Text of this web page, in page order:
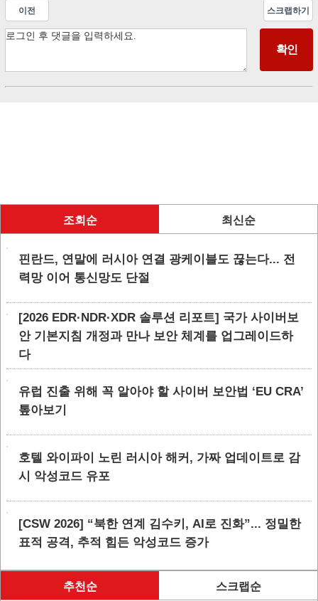
이전 스크랩하기
조회순 최신순
핀란드, 연말에 러시아 연결 광케이블도 끊는다... 전
력망 이어 통신망도 단절
[2026 EDR·NDR·XDR 솔루션 리포트] 국가 사이버보
안 기본지침 개정과 만나 보안 체계를 업그레이드하
다
유럽 진출 위해 꼭 알아야 할 사이버 보안법 ‘EU CRA’
톺아보기
호텔 와이파이 노린 러시아 해커, 가짜 업데이트로 감
시 악성코드 유포
[CSW 2026] “북한 연계 김수키, AI로 진화”... 정밀한
표적 공격, 추적 힘든 악성코드 증가
추천순 스크랩순